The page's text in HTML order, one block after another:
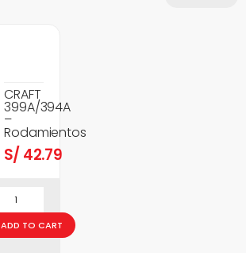
CRAFT
399A/394A
–
Rodamientos
S/ 42.79
ADD TO CART